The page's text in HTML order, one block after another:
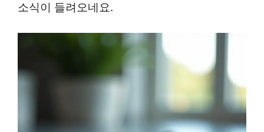
소식이 들려오네요.